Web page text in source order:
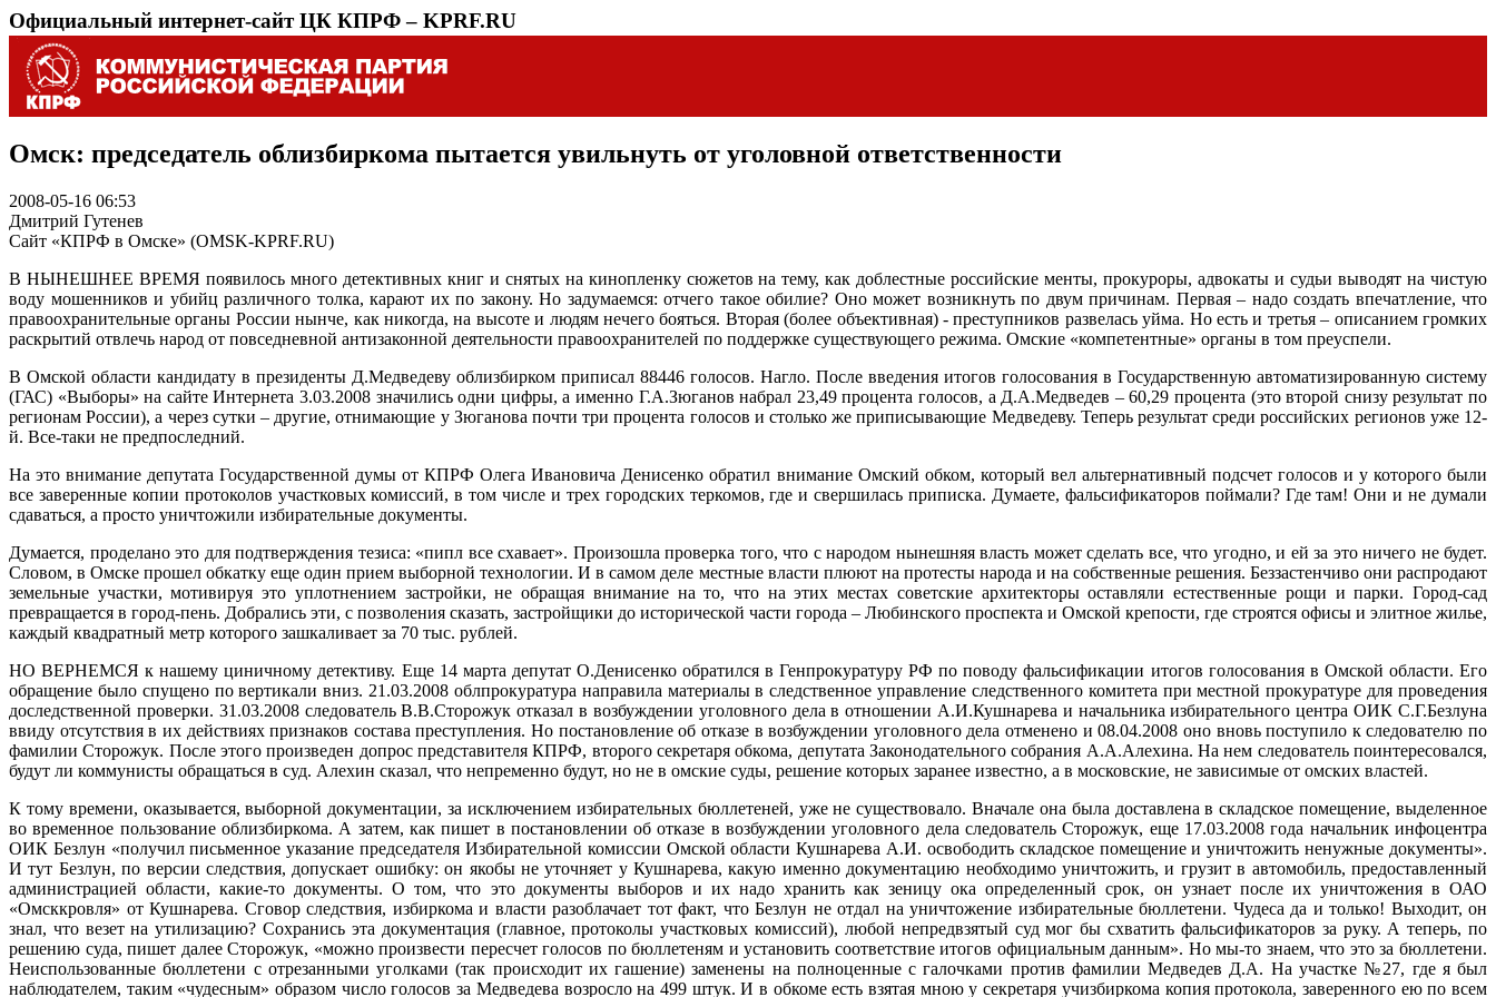
Официальный интернет-сайт ЦК КПРФ – KPRF.RU
Омск: председатель облизбиркома пытается увильнуть от уголовной ответственности
2008-05-16 06:53
Дмитрий Гутенев
Сайт «КПРФ в Омске» (OMSK-KPRF.RU)
В НЫНЕШНЕЕ ВРЕМЯ появилось много детективных книг и снятых на кинопленку сюжетов на тему, как доблестные российские менты, прокуроры, адвокаты и судьи выводят на чистую
воду мошенников и убийц различного толка, карают их по закону. Но задумаемся: отчего такое обилие? Оно может возникнуть по двум причинам. Первая – надо создать впечатление, что
правоохранительные органы России нынче, как никогда, на высоте и людям нечего бояться. Вторая (более объективная) - преступников развелась уйма. Но есть и третья – описанием громких
раскрытий отвлечь народ от повседневной антизаконной деятельности правоохранителей по поддержке существующего режима. Омские «компетентные» органы в том преуспели.
В Омской области кандидату в президенты Д.Медведеву облизбирком приписал 88446 голосов. Нагло. После введения итогов голосования в Государственную автоматизированную систему
(ГАС) «Выборы» на сайте Интернета 3.03.2008 значились одни цифры, а именно Г.А.Зюганов набрал 23,49 процента голосов, а Д.А.Медведев – 60,29 процента (это второй снизу результат по
регионам России), а через сутки – другие, отнимающие у Зюганова почти три процента голосов и столько же приписывающие Медведеву. Теперь результат среди российских регионов уже 12-
й. Все-таки не предпоследний.
На это внимание депутата Государственной думы от КПРФ Олега Ивановича Денисенко обратил внимание Омский обком, который вел альтернативный подсчет голосов и у которого были
все заверенные копии протоколов участковых комиссий, в том числе и трех городских теркомов, где и свершилась приписка. Думаете, фальсификаторов поймали? Где там! Они и не думали
сдаваться, а просто уничтожили избирательные документы.
Думается, проделано это для подтверждения тезиса: «пипл все схавает». Произошла проверка того, что с народом нынешняя власть может сделать все, что угодно, и ей за это ничего не будет.
Словом, в Омске прошел обкатку еще один прием выборной технологии. И в самом деле местные власти плюют на протесты народа и на собственные решения. Беззастенчиво они распродают
земельные участки, мотивируя это уплотнением застройки, не обращая внимание на то, что на этих местах советские архитекторы оставляли естественные рощи и парки. Город-сад
превращается в город-пень. Добрались эти, с позволения сказать, застройщики до исторической части города – Любинского проспекта и Омской крепости, где строятся офисы и элитное жилье,
каждый квадратный метр которого зашкаливает за 70 тыс. рублей.
НО ВЕРНЕМСЯ к нашему циничному детективу. Еще 14 марта депутат О.Денисенко обратился в Генпрокуратуру РФ по поводу фальсификации итогов голосования в Омской области. Его
обращение было спущено по вертикали вниз. 21.03.2008 облпрокуратура направила материалы в следственное управление следственного комитета при местной прокуратуре для проведения
доследственной проверки. 31.03.2008 следователь В.В.Сторожук отказал в возбуждении уголовного дела в отношении А.И.Кушнарева и начальника избирательного центра ОИК С.Г.Безлуна
ввиду отсутствия в их действиях признаков состава преступления. Но постановление об отказе в возбуждении уголовного дела отменено и 08.04.2008 оно вновь поступило к следователю по
фамилии Сторожук. После этого произведен допрос представителя КПРФ, второго секретаря обкома, депутата Законодательного собрания А.А.Алехина. На нем следователь поинтересовался,
будут ли коммунисты обращаться в суд. Алехин сказал, что непременно будут, но не в омские суды, решение которых заранее известно, а в московские, не зависимые от омских властей.
К тому времени, оказывается, выборной документации, за исключением избирательных бюллетеней, уже не существовало. Вначале она была доставлена в складское помещение, выделенное
во временное пользование облизбиркома. А затем, как пишет в постановлении об отказе в возбуждении уголовного дела следователь Сторожук, еще 17.03.2008 года начальник инфоцентра
ОИК Безлун «получил письменное указание председателя Избирательной комиссии Омской области Кушнарева А.И. освободить складское помещение и уничтожить ненужные документы».
И тут Безлун, по версии следствия, допускает ошибку: он якобы не уточняет у Кушнарева, какую именно документацию необходимо уничтожить, и грузит в автомобиль, предоставленный
администрацией области, какие-то документы. О том, что это документы выборов и их надо хранить как зеницу ока определенный срок, он узнает после их уничтожения в ОАО
«Омсккровля» от Кушнарева. Сговор следствия, избиркома и власти разоблачает тот факт, что Безлун не отдал на уничтожение избирательные бюллетени. Чудеса да и только! Выходит, он
знал, что везет на утилизацию? Сохранись эта документация (главное, протоколы участковых комиссий), любой непредвзятый суд мог бы схватить фальсификаторов за руку. А теперь, по
решению суда, пишет далее Сторожук, «можно произвести пересчет голосов по бюллетеням и установить соответствие итогов официальным данным». Но мы-то знаем, что это за бюллетени.
Неиспользованные бюллетени с отрезанными уголками (так происходит их гашение) заменены на полноценные с галочками против фамилии Медведев Д.А. На участке №27, где я был
наблюдателем, таким «чудесным» образом число голосов за Медведева возросло на 499 штук. И в обкоме есть взятая мною у секретаря учизбиркома копия протокола, заверенного ею по всем